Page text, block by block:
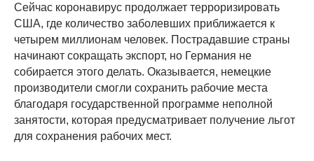
Сейчас коронавирус продолжает терроризировать
США, где количество заболевших приближается к
четырем миллионам человек. Пострадавшие страны
начинают сокращать экспорт, но Германия не
собирается этого делать. Оказывается, немецкие
производители смогли сохранить рабочие места
благодаря государственной программе неполной
занятости, которая предусматривает получение льгот
для сохранения рабочих мест.